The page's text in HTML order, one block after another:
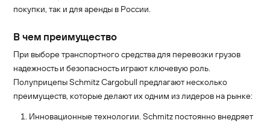
покупки, так и для аренды в России.
В чем преимущество
При выборе транспортного средства для перевозки грузов
надежность и безопасность играют ключевую роль.
Полуприцепы Schmitz Cargobull предлагают несколько
преимуществ, которые делают их одним из лидеров на рынке:
Инновационные технологии. Schmitz постоянно внедряет